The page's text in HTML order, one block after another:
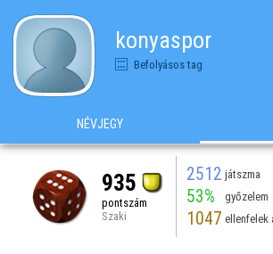
konyaspor
Befolyásos tag
NÉVJEGY
935
pontszám
Szaki
2512 játszma
53% győzelem
1047 ellenfelek